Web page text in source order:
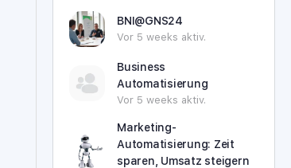
Outlook Live
BNI@GNS24
Vor 5 weeks aktiv.
Business
Automatisierung
Vor 5 weeks aktiv.
Marketing-
Automatisierung: Zeit
sparen, Umsatz steigern